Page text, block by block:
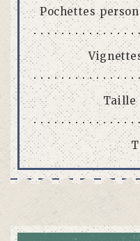
Pochettes
Taille